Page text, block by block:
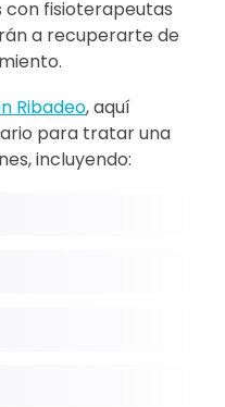
fisioterapeutas
a recuperarte de
Ribadeo, aquí
para tratar una
incluyendo: